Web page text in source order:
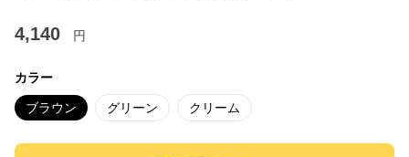
4,140 円
カラー
ブラウン グリーン クリーム